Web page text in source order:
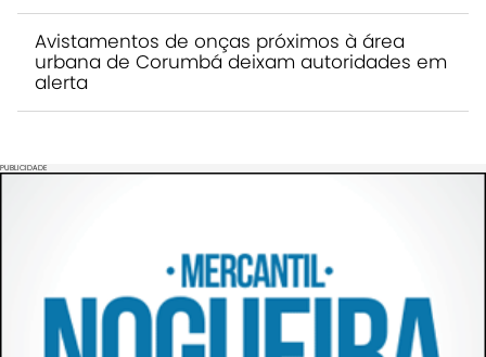
Avistamentos de onças próximos à área
urbana de Corumbá deixam autoridades em
alerta
PUBLICIDADE